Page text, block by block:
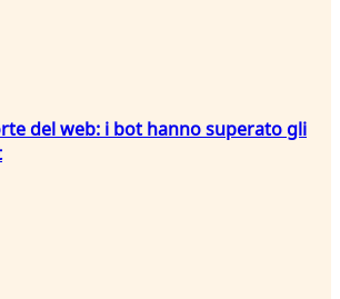
del web: i bot hanno superato gli